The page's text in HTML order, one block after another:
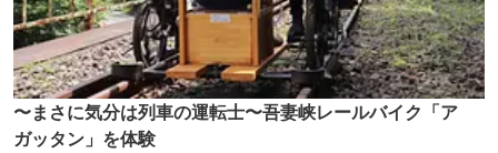
〜まさに気分は列車の運転士〜吾妻峡レールバイク「ア
ガッタン」を体験